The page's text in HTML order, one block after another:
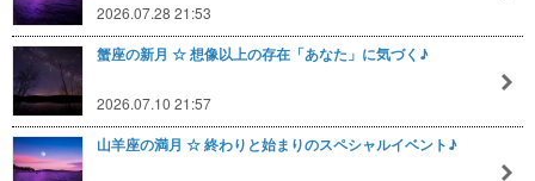
2026.07.28 21:53
蟹座の新月 ☆ 想像以上の存在「あなた」に気づく♪
2026.07.10 21:57
山羊座の満月 ☆ 終わりと始まりのスペシャルイベント♪